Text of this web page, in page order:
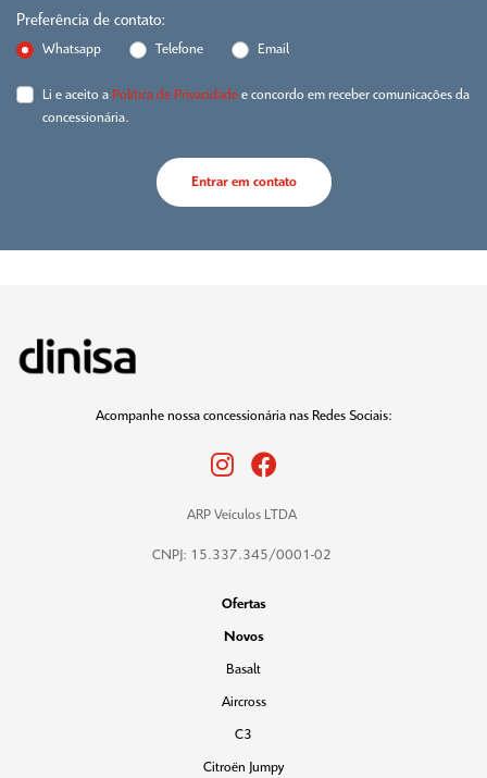
Preferência de contato:
Whatsapp Telefone Email
Li e aceito a Política de Privacidade e concordo em receber comunicações da
concessionária.
Entrar em contato
Acompanhe nossa concessionária nas Redes Sociais:
ARP Veículos LTDA
CNPJ: 15.337.345/0001-02
Ofertas
Novos
Basalt
Aircross
C3
Citroën Jumpy